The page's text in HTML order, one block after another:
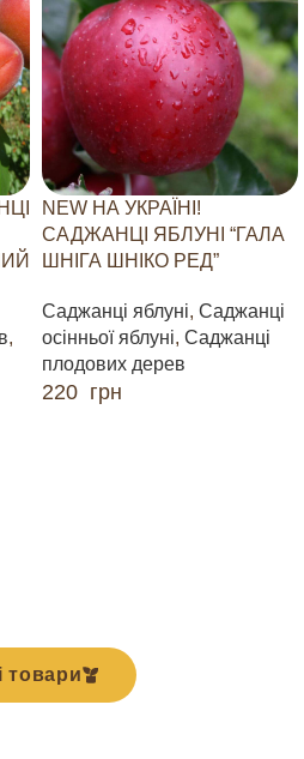
,
NEW НА УКРАЇНІ!
САДЖАНЦІ ЯБЛУНІ “ГАЛА
ШНІГА ШНІКО РЕД”
Саджанці яблуні, Саджанці
осінньої яблуні, Саджанці
плодових дерев
220 грн
товари